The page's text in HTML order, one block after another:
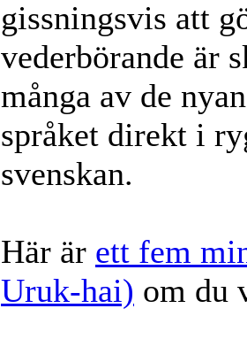
gissningsvis att
vederbörande
många av de
språket direkt i
svenskan.
Här är ett fem
Uruk-hai) om du